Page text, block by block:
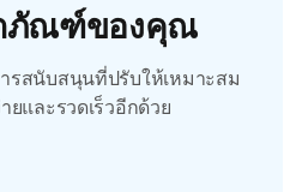
ภัณฑ์ของคุณ
รสนับสนุนที่ปรับให้เหมาะสม
และรวดเร็วอีกด้วย